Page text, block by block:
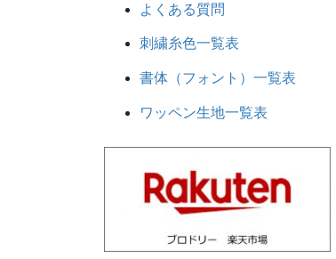
よくある質問
刺繍糸色一覧表
書体（フォント）一覧表
ワッペン生地一覧表